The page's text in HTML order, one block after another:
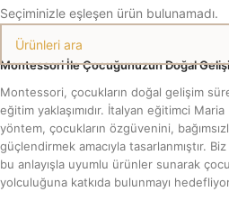
Seçiminizle eşleşen ürün bulunamadı.
Montessori İle Çocuğunuzun Doğal
Montessori, çocukların doğal gelişim
eğitim yaklaşımıdır. İtalyan eğitimci
yöntem, çocukların özgüvenini,
güçlendirmek amacıyla tasarlanmıştır.
bu anlayışla uyumlu ürünler sunarak
yolculuğuna katkıda bulunmayı